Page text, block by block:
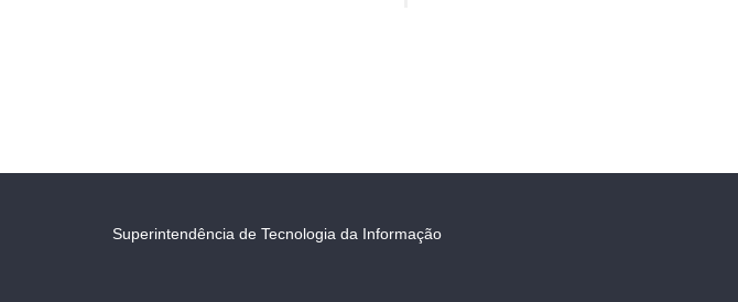
Superintendência de Tecnologia da Informação